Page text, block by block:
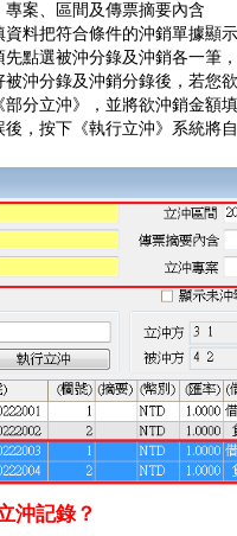
案、區間及傳票摘要內含
料把符合條件的沖銷單據顯
點選被沖分錄及沖銷各一筆
沖分錄及沖銷分錄後，若您
分立沖》，並將欲沖銷金額填
，按下《執行立沖》系統將
沖記錄？